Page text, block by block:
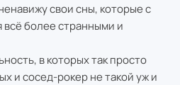
свои сны, которые с
всё более странными и
в которых так просто
и сосед-рокер не такой уж и